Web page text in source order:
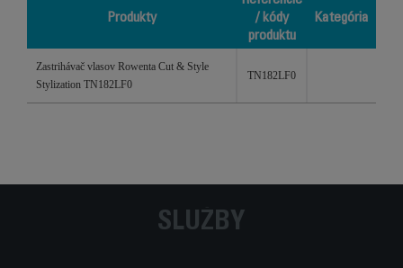
Produkty
/ kódy
produktu
Kategória
/ kódy
Zastrihávač vlasov Rowenta Cut & Style
Stylization TN182LF0
TN182LF0
SLUŽBY